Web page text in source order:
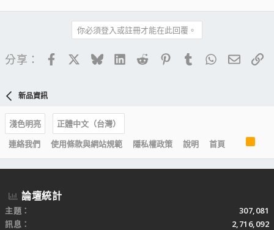
你必須登入或註冊才能在此回覆。
分享： FacebookBlueskyLinkedIn
Reddit PinterestTumblrWhatsApp
電子
新品資訊
淺色明亮
正體中文（台灣）
連絡我們
使用條款與網站規範 隱私權政策 說明 首頁
S
論壇統計
主題
307,081
訊息
2,716,092